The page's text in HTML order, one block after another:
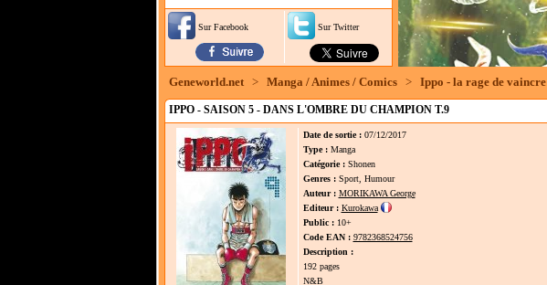
Sur Facebook Sur Twitter
Geneworld.net > Manga / Animes / Comics > Ippo - la rage de vaincre
IPPO - SAISON 5 - DANS L'OMBRE DU CHAMPION T.9
Date de sortie :07/12/2017
Type : Manga
Catégorie :Shonen
Genres :Sport, Humour
Auteur : MORIKAWA George
Editeur : Kurokawa
Public :10+
Code EAN : 9782368524756
Description :
192 pages
N&B